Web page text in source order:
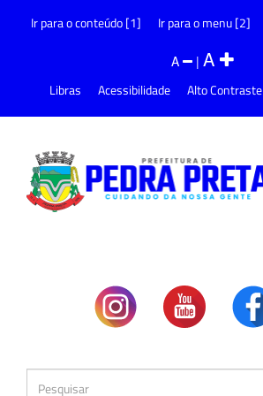
Ir para o conteúdo [1] Ir para o menu [2]
A |A
Libras Acessibilidade Alto Contraste